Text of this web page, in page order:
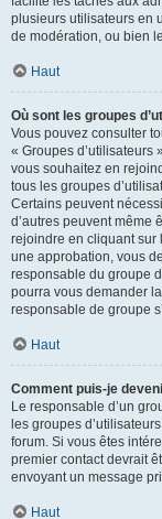
plusieurs utilisateurs en
de modération, ou bien
Haut
Où sont les groupes
Vous pouvez consulter
« Groupes d’utilisateurs
vous souhaitez en
tous les groupes
Certains peuvent
d’autres peuvent même
rejoindre en cliquant sur
une approbation, vous
responsable du groupe
pourra vous demander
responsable de groupe
Haut
Comment puis-je
Le responsable d’un
les groupes
forum. Si vous êtes
premier contact devrait
envoyant un message
Haut